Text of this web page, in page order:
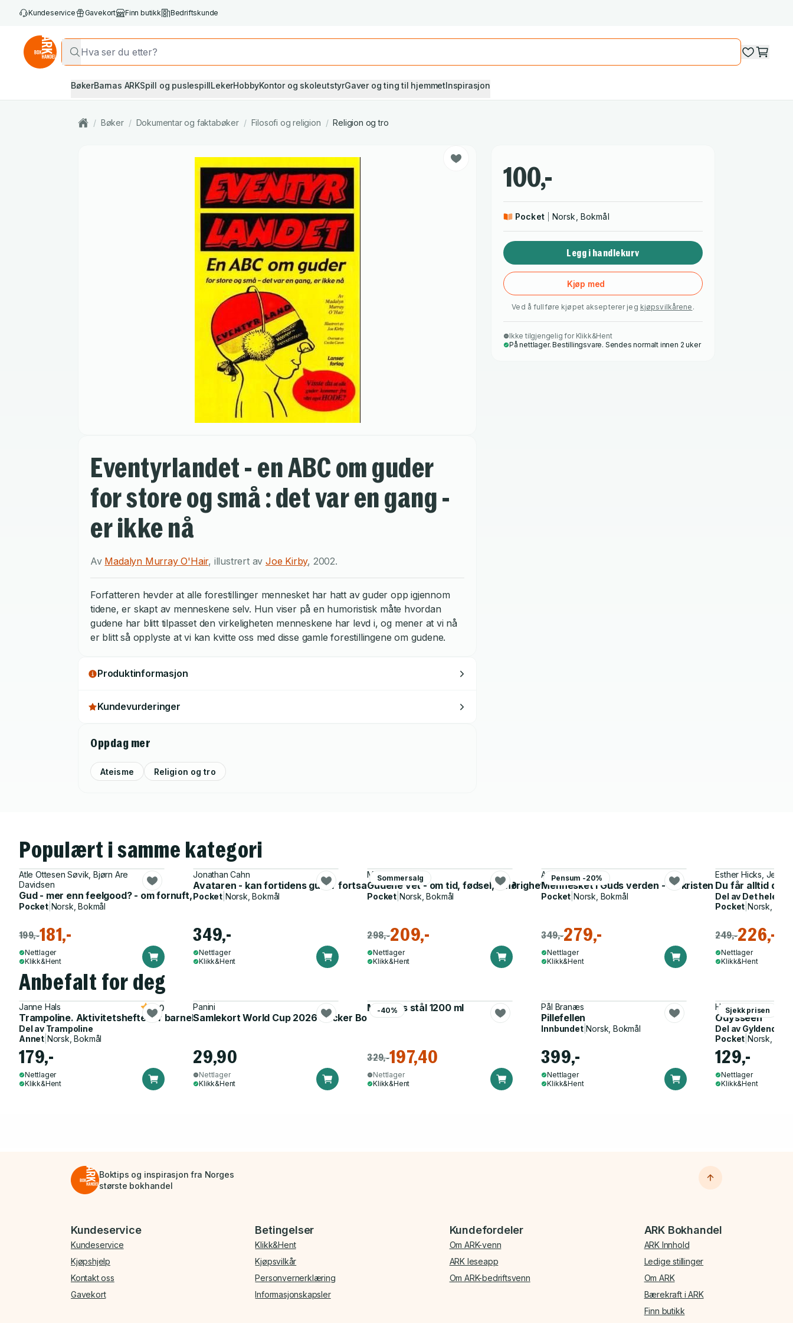
Kundeservice Gavekort Finn butikk Bedriftskunde
BøkerBarnas ARKSpill og puslespillLekerHobbyKontor og skoleutstyrGaver og ting til hjemmetInspirasjon
/ Bøker / Dokumentar og faktabøker / Filosofi og religion / Religion og tro
Eventyrlandet - en ABC om guder
for store og små : det var en gang -
er ikke nå
Av Madalyn Murray O'Hair, illustrert avJoe Kirby, 2002.
Forfatteren hevder at alle forestillinger mennesket har hatt av guder opp igjennom
tidene, er skapt av menneskene selv. Hun viser på en humoristisk måte hvordan
gudene har blitt tilpasset den virkeligheten menneskene har levd i, og mener at vi nå
er blitt så opplyste at vi kan kvitte oss med disse gamle forestillingene om gudene.
Produktinformasjon
Kundevurderinger
Oppdag mer
Ateisme Religion og tro
100,-
Pocket Norsk, Bokmål
Legg i handlekurv
Kjøp med
Ved å fullføre kjøpet aksepterer jeg kjøpsvilkårene .
Ikke tilgjengelig for Klikk&Hent
På nettlager. Bestillingsvare. Sendes normalt innen 2 uker
Populært i samme kategori
Atle Ottesen Søvik, Bjørn Are
Davidsen
Gud - mer enn feelgood? - om fornuft, vitenskap og tro
Pocket| Norsk, Bokmål
199,-181,-
Nettlager
Klikk&Hent
Jonathan Cahn
Avataren - kan fortidens guder fortsatt påvirke nåtiden og framtiden?
Pocket| Norsk, Bokmål
349,-
Nettlager
Klikk&Hent
Sommersalg
Monica Øien
Gudene vet - om tid, fødsel, tilhørighet, kjærlighet, seksualitet, død
Pocket Norsk, Bokmål
298,-209,-
Nettlager
Klikk&Hent
Pensum -20%
Arne Redse
Mennesket i Guds verden - en kristen troslære
Pocket Norsk, Bokmål
349,-279,-
Nettlager
Klikk&Hent
Esther Hicks, Jerry
Du får alltid det
Del av Det hele
Pocket |Norsk,
249,-226,-
Nettlager
Klikk&Hent
Anbefalt for deg
Janne Hals
Trampoline. Aktivitetshefte for barnehagen
5.0
Del av Trampoline
Annet Norsk, Bokmål
179,-
Nettlager
Klikk&Hent
Panini
Samlekort World Cup 2026 Sticker Booster
29,90
Nettlager
Klikk&Hent
-40%
Matboks stål 1200 ml
329,-197,40
Nettlager
Klikk&Hent
Pål Branæs
Pillefellen
Innbundet|Norsk, Bokmål
399,-
Nettlager
Klikk&Hent
Sjekk prisen
Homer, John
Odysseen
Del av Gyldendal
Pocket |Norsk,
129,-
Nettlager
Klikk&Hent
Boktips og inspirasjon fra Norges
største bokhandel
Bunnmeny
Kundeservice
Kundeservice
Kjøpshjelp
Kontakt oss
Gavekort
Betingelser
Klikk&Hent
Kjøpsvilkår
Personvernerklæring
Informasjonskapsler
Kundefordeler
Om ARK-venn
ARK leseapp
Om ARK-bedriftsvenn
ARK Bokhandel
ARK Innhold
Ledige stillinger
Om ARK
Bærekraft i ARK
Finn butikk